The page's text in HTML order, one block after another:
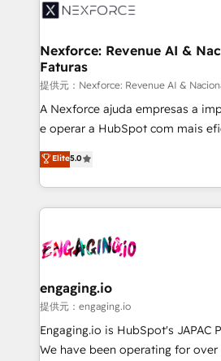
Implementation & Migration
Station, Freshdesk, Intercom,
objects, automations, and
growth. 🚀 AI-Driven GTM Orchestration Unify
HubSpot with LinkedIn,
media, and AI voice to drive pipeline. 🤖 AI
prospecting, follow-ups, service
knowledge retrieval—built in HubSpot. ⚡
advanced optimization & adoption 📍 São Paulo,
• Des Moines, IA • New York, NY
Nexforce: Revenue AI &
Faturas
提供元：Nexforce: Revenue AI &
A Nexforce ajuda empresas a
e operar a HubSpot com mais
previsibilidade de receita. Combinamos Revenue
Operations (RevOps) e
estruturar processos integrar
dados e automatizar operações.
operacional de receita
Também somos distribuidores
e de mais de 150 softwares
contratar e pagar a HubSpot em
fiscal no Brasil e gerar economia
Elite5.0
engaging.io
提供元：engaging.io
Engaging.io is HubSpot's JAPAC
We have been operating for over